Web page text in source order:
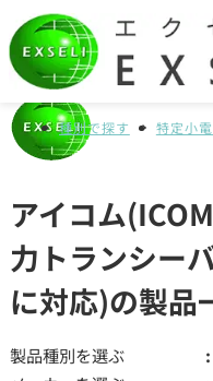
種別で探す 特定小
アイコム
力トランシー
に対応)の製品
製品種別を選ぶ